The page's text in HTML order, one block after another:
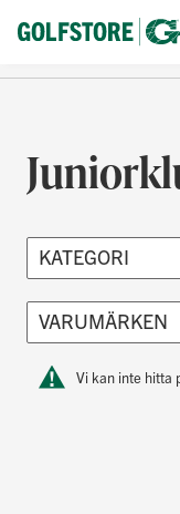
Vi kan inte hitta